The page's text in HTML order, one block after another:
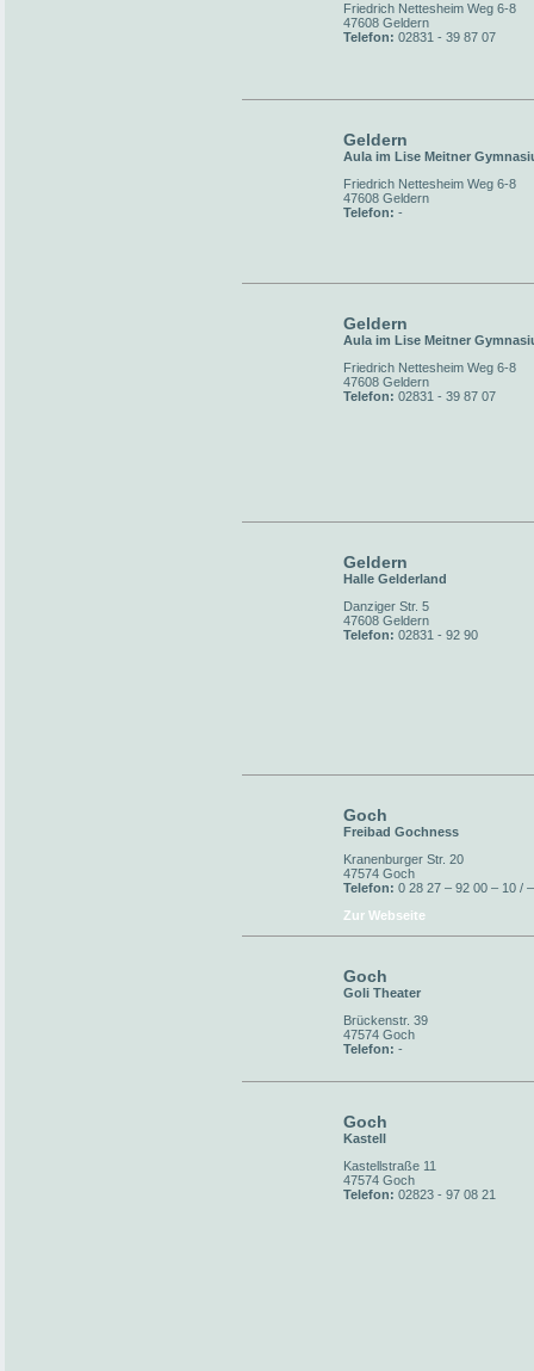
Friedrich Nettesheim Weg 6-8
47608 Geldern
Telefon: 02831 - 39 87 07
Geldern
Aula im Lise Meitner
Friedrich Nettesheim Weg 6-8
47608 Geldern
Telefon: -
Geldern
Aula im Lise Meitner
Friedrich Nettesheim Weg 6-8
47608 Geldern
Telefon: 02831 - 39 87 07
Geldern
Halle Gelderland
Danziger Str. 5
47608 Geldern
Telefon: 02831 - 92 90
Goch
Freibad Gochness
Kranenburger Str. 20
47574 Goch
Telefon: 0 28 27 – 92 00 – 10 /
Zur Webseite
Goch
Goli Theater
Brückenstr. 39
47574 Goch
Telefon: -
Goch
Kastell
Kastellstraße 11
47574 Goch
Telefon: 02823 - 97 08 21